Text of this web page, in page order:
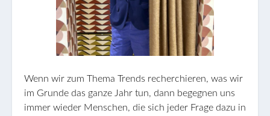
Wenn wir zum Thema Trends recherchieren, was wir
im Grunde das ganze Jahr tun, dann begegnen uns
immer wieder Menschen, die sich jeder Frage dazu in